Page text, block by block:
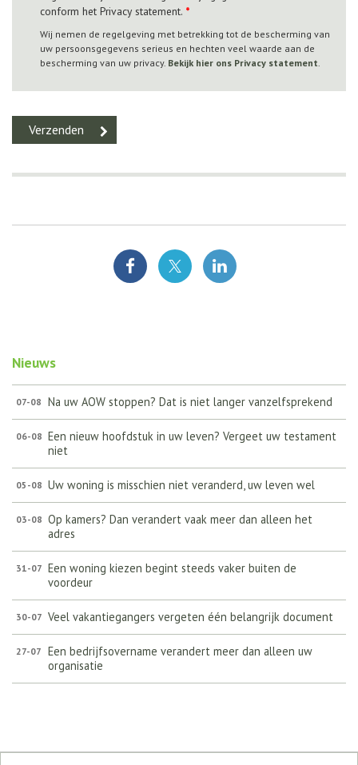
conform het Privacy statement. *
Wij nemen de regelgeving met betrekking tot de bescherming van
uw persoonsgegevens serieus en hechten veel waarde aan de
bescherming van uw privacy. Bekijk hier ons Privacy statement.
Nieuws
07-08 Na uw AOW stoppen? Dat is niet langer vanzelfsprekend
06-08 Een nieuw hoofdstuk in uw leven? Vergeet uw testament
niet
05-08 Uw woning is misschien niet veranderd, uw leven wel
03-08 Op kamers? Dan verandert vaak meer dan alleen het
adres
31-07 Een woning kiezen begint steeds vaker buiten de
voordeur
30-07 Veel vakantiegangers vergeten één belangrijk document
27-07 Een bedrijfsovername verandert meer dan alleen uw
organisatie